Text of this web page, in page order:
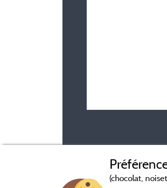
Avis datés de moins de 3
(chocolat,